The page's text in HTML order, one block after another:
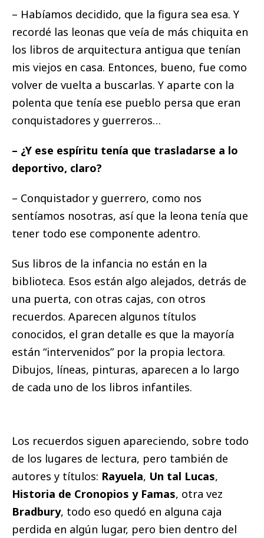
– Habíamos decidido, que la figura sea esa. Y
recordé las leonas que veía de más chiquita en
los libros de arquitectura antigua que tenían
mis viejos en casa. Entonces, bueno, fue como
volver de vuelta a buscarlas. Y aparte con la
polenta que tenía ese pueblo persa que eran
conquistadores y guerreros…
– ¿Y ese espíritu tenía que trasladarse a lo
deportivo, claro?
– Conquistador y guerrero, como nos
sentíamos nosotras, así que la leona tenía que
tener todo ese componente adentro.
Sus libros de la infancia no están en la
biblioteca. Esos están algo alejados, detrás de
una puerta, con otras cajas, con otros
recuerdos. Aparecen algunos títulos
conocidos, el gran detalle es que la mayoría
están “intervenidos” por la propia lectora.
Dibujos, líneas, pinturas, aparecen a lo largo
de cada uno de los libros infantiles.
Los recuerdos siguen apareciendo, sobre todo
de los lugares de lectura, pero también de
autores y títulos: Rayuela, Un tal Lucas,
Historia de Cronopios y Famas, otra vez
Bradbury, todo eso quedó en alguna caja
perdida en algún lugar, pero bien dentro del